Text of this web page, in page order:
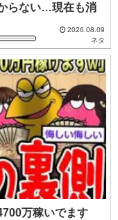
らない…現在も消
2026.08.09
ネタ
万稼いでます